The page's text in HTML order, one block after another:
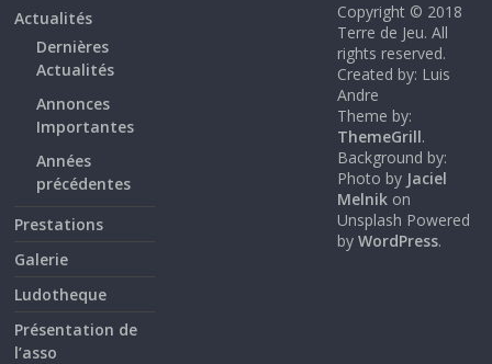
Actualités
Dernières
Actualités
Annonces
Importantes
Années
précédentes
Prestations
Galerie
Ludotheque
Présentation de
l’asso
Copyright © 2018
Terre de Jeu. All
rights reserved.
Created by: Luis
Andre
Theme by:
ThemeGrill.
Background by:
Photo by Jaciel
Melnikon
Unsplash Powered
by WordPress.